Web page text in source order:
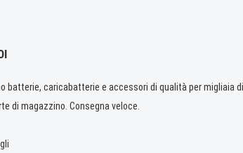
batterie, caricabatterie e accessori di qualità per migliaia
di magazzino. Consegna veloce.